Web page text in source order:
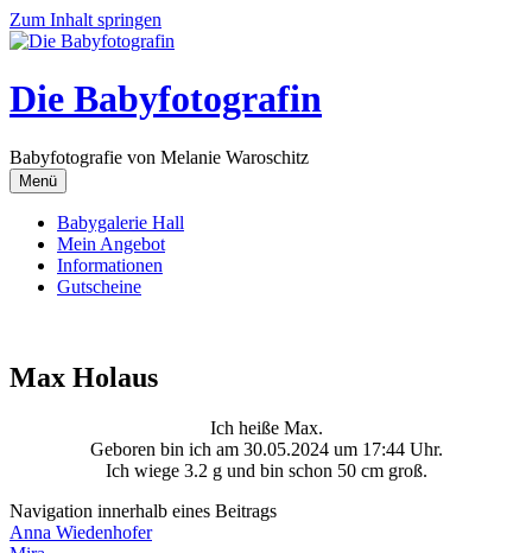
Zum Inhalt springen
Die Babyfotografin
Babyfotografie von Melanie Waroschitz
Menü
Babygalerie Hall
Mein Angebot
Informationen
Gutscheine
Max Holaus
Ich heiße Max.
Geboren bin ich am 30.05.2024 um 17:44 Uhr.
Ich wiege 3.2 g und bin schon 50 cm groß.
Navigation innerhalb eines Beitrags
Anna Wiedenhofer